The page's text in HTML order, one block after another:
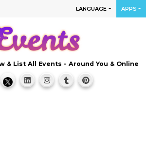
LANGUAGE APPS
& List All Events - Around You & Online